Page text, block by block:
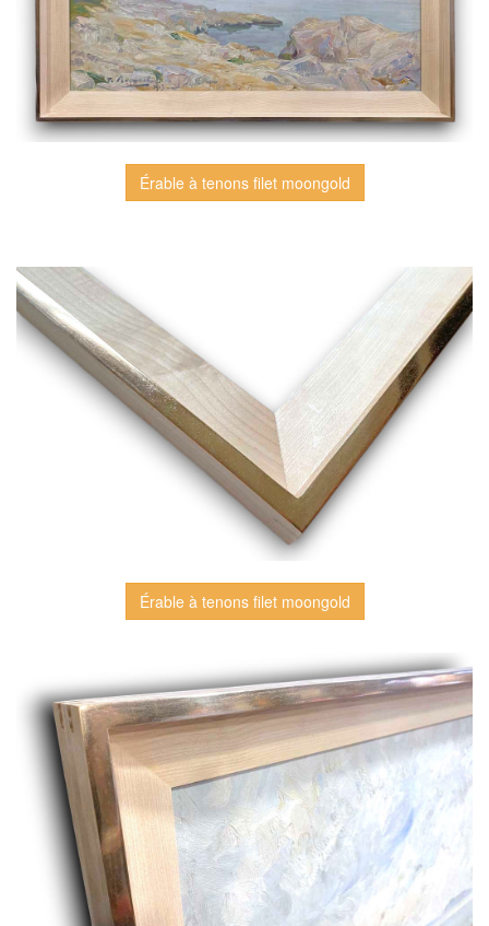
Érable à tenons filet moongold
Érable à tenons filet moongold